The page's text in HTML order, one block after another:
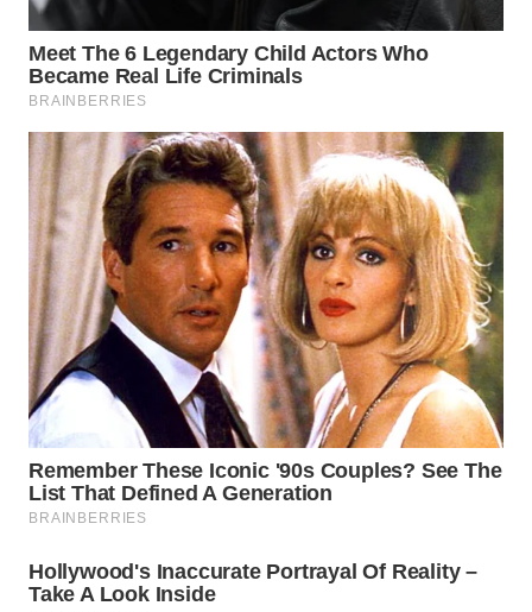
WN
BINTAN
WN
WN
LIKUPANG
WN
LABUANBAJO
WN
BORNEO
Wahana
Media
Group
NEWS